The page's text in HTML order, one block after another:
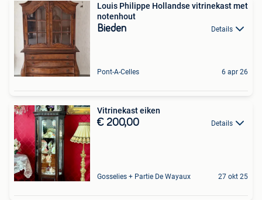
Louis Philippe Hollandse vitrinekast met
notenhout
Bieden Details
Pont-A-Celles 6 apr 26
Vitrinekast eiken
€ 200,00 Details
Gosselies + Partie De Wayaux 27 okt 25